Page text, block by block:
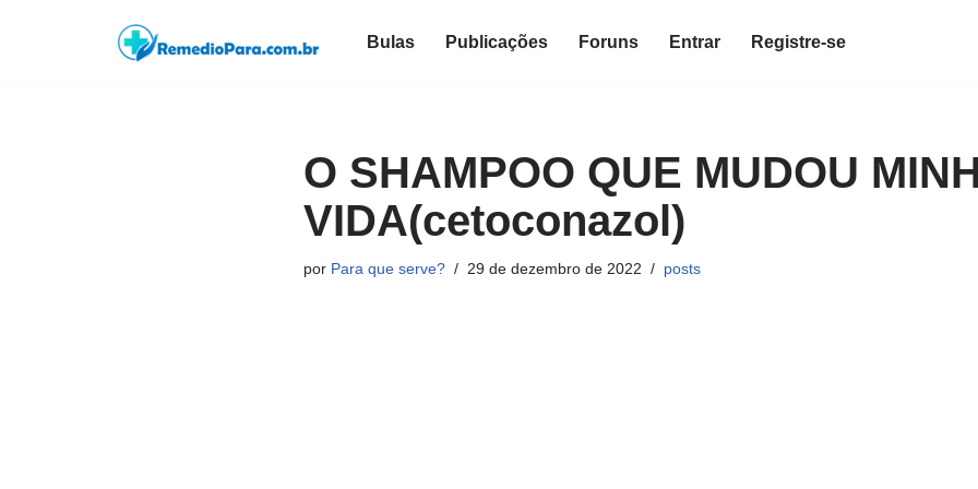
Bulas Publicações Foruns Entrar Registre-se
O SHAMPOO QUE MUDOU
VIDA(cetoconazol)
por Para que serve? 29 de dezembro de 2022 posts